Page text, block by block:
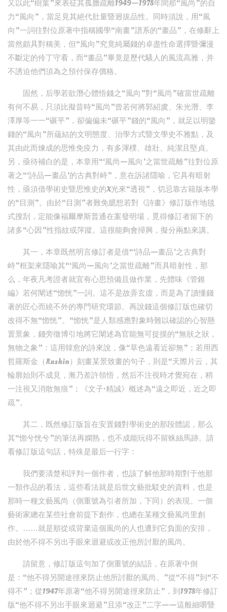
又以此“樹葉”來表征其孤膽疏離1949—1978年間那“風尚”的自
力“風向”，當足見其絕代肚量暨迥拔品性。同時須說，用“風
向”一詞往對位原著中指稱國學“南畫”譜系的“畫品”，在修辭上
當然頗具對稱美，但“風向”究竟純屬錢的卓盡性命選擇暨彌漫
不斷定的伶丁守看，而“畫品”畢竟是歷代騷人的風流高雅，并
不誘迫他們須為之預付保存價格。
固然，后學若欲潛心體悟錢之“風向”對“風尚”確當世疏離
有何不易，只須比擬昔時“風尚”曾若何將郭紹虞、朱光潛、李
澤厚等一一“碾平”，卻偏偏未“碾平”錢的“風向”，就足以明鑒
錢的“風向”所蘊結的文明態度、治學方式暨文學史不雅點，及
其由此而煉成的思惟免疫力，有多渾樸、雄壯、純潔且堅貞。
另，亟待補白的是，本章用“‘風尚—風向’之當世疏離”往對位原
著之“‘詩品—畫品’的古典對峙”，意在訴諸隱喻，它具有暗射
性，亟須借學術史暨思惟史的X光來“透視”，切忌靠古籍版本學
的“目測”。由於“目測”者難免臆想若對《詩畫》修訂版作地毯
式搜刮，定能像福爾摩斯普通在案發明場，覓得修訂者留下的
諸多“心因”性指紋或萍蹤。這很能夠會掃興，擬分兩點來講。
其一，本章既然明言修訂者是借“‘詩品—畫品’之古典對
峙”框架來隱喻其“‘風尚—風向’之當世疏離”而具暗射性，那
么，年夜凡考證者就宜有心思預備且做作業，先體味《管錐
編》若何闡述“惚恍”一詞。這不是故弄玄虛，而是為了讀懂錢
著的匠心而繞不外的專門研究環節。再說錢這個修訂版也確切
改得不無“惚恍”。“惚恍”是人類感應對象時難以確認的心智懸
置景象，錢旁徵博引地將它闡述為官能無可捉摸的“無狀之狀，
無物之象”：這用韓愈的詩來說，像“草色遠看近卻無”；若用西
哲羅斯金（Ruskin）刻畫某景致畫的句子，則是“天際片云，其
輪廓始則不成見，漸乃差許領悟，然后不注視時才覺宛在，稍
一注視又消散無痕”；《文子·精誠》概述為“遠之即近，近之即
疏”。
其二，既然修訂版旨在安置錢對學術史的那段體認，那么
其“惚兮恍兮”的筆法再嫻熟，也不成能玩得不留蛛絲馬跡。請
看修訂版這句話，特殊是最后一行字：
我們要清楚和評判一個作者，也該了解他那時期對于他那
一類作品的看法，這些看法就是后世文藝批駁史的資料，也是
那時一種文藝風尚（側重號為引者所加，下同）的表現。一個
藝術家總在某些社會前提下創作，也總在某種文藝風尚里創
作。……就是順從或背棄這個風尚的人也遭到它負面的安排，
由於他不得不另出手眼來迴避或改正他所討厭的風尚。
請留意，修訂版這句加了側重號的結語，在原著中倒
是：“他不得另開途徑來防止他所討厭的風尚。”從“不得”到“不
得不”；從1947年原著“他不得另開途徑來防止”，到1978年修訂
版“他不得不另出手眼來迴避”且添“改正”二字——這般細嚼暨